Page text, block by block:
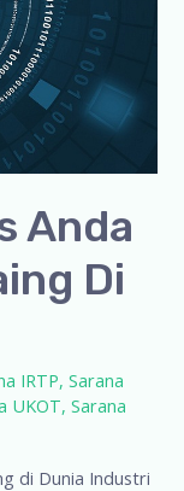
Anda
Di
IRTP,Sarana
UKOT,Sarana
di Dunia Industri